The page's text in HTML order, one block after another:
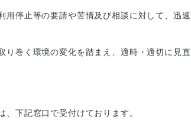
用停止等の要請や苦情及び相談に対して、迅速
り巻く環境の変化を踏まえ、適時・適切に見直
下記窓口で受付けております。